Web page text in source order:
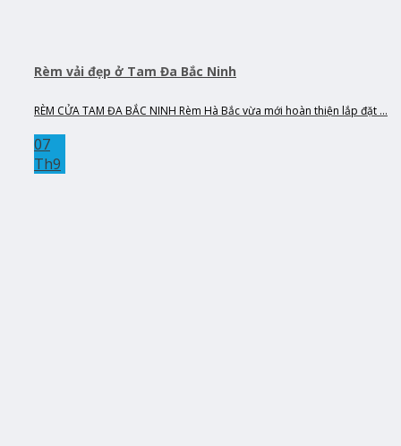
Rèm vải đẹp ở Tam Đa Bắc Ninh
RÈM CỬA TAM ĐA BẮC NINH Rèm Hà Bắc vừa mới hoàn thiện lắp đặt ...
07
Th9